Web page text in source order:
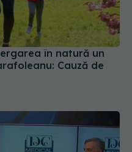
Cauză de